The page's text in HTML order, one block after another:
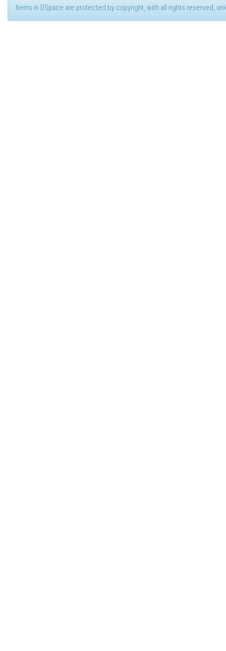
Items in DSpace are protected by copyright, with all rights reserved,